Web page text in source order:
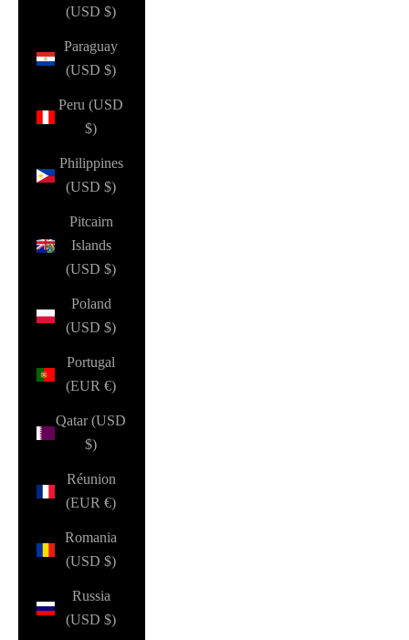
(USD $)
Paraguay
(USD $)
Peru (USD
$)
Philippines
(USD $)
Pitcairn
Islands
(USD $)
Poland
(USD $)
Portugal
(EUR €)
Qatar (USD
$)
Réunion
(EUR €)
Romania
(USD $)
Russia
(USD $)